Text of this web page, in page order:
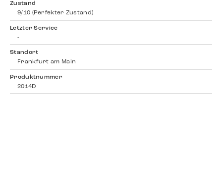
Zustand
9/10 (Perfekter Zustand)
Letzter Service
-
Standort
Frankfurt am Main
Produktnummer
2014D